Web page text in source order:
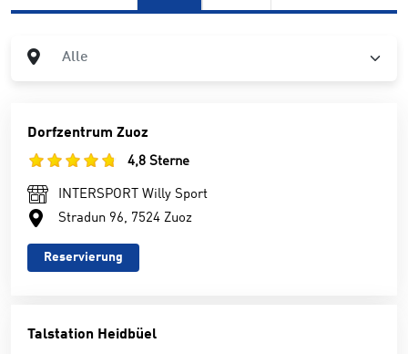
Alle
Dorfzentrum Zuoz
4,8 Sterne
INTERSPORT Willy Sport
Stradun 96, 7524 Zuoz
Reservierung
Talstation Heidbüel